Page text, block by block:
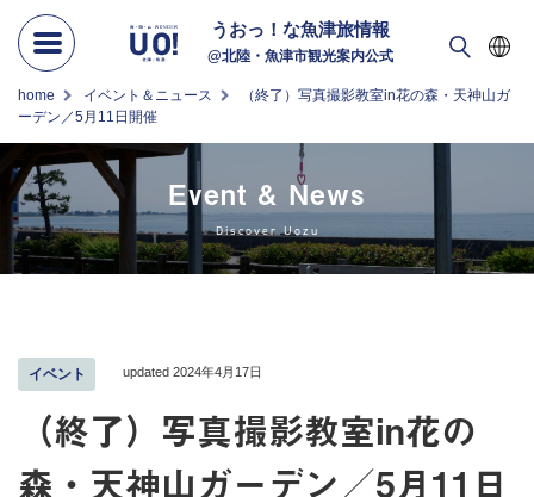
うおっ！な魚津旅情報
@北陸・魚津市観光案内公式
home イベント＆ニュース
（終了）写真撮影教室in花の森・天神山ガ
ーデン／5月11日開催
Event & News
Discover Uozu
イベント updated 2024年4月17日
（終了）写真撮影教室in花の
森・天神山ガーデン／5月11日